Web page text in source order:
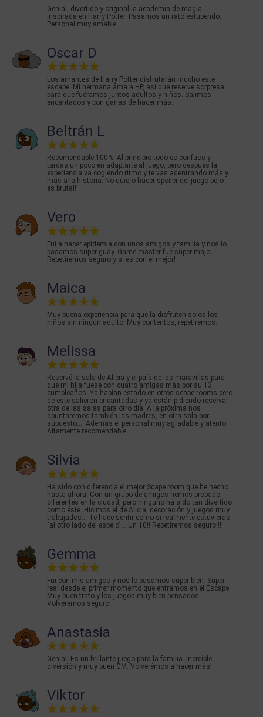
Genial, divertido y original la academia de magia
inspirada en Harry Potter. Pasamos un rato estupendo.
Personal muy amable.
Oscar D
Los amantes de Harry Potter disfrutarán mucho este
escape. Mi hermana ama a HP, así que reserve sorpresa
para que fuéramos juntos adultos y niños. Salimos
encantados y con ganas de hacer más.
Beltrán L
Recomendable 100%. Al principio todo es confuso y
tardas un poco en adaptarte al juego, pero después la
experiencia va cogiendo ritmo y te vas adentrando más y
más a la historia. No quiero hacer spoiler del juego pero
es brutal!
Vero
Fui a hacer epidemia con unos amigos y familia y nos lo
pasamos súper guay. Game master fue súper majo.
Repetiremos seguro y si es con el mejor!
Maica
Muy buena experiencia para que la disfruten solos los
niños sin ningún adulto! Muy contentos, repetiremos.
Melissa
Reservé la sala de Alicia y el país de las maravillas para
que mi hija fuese con cuatro amigas más por su 13
cumpleaños. Ya habían estado en otros scape rooms pero
de este salieron encantadas y ya están pidiendo reservar
otra de las salas para otro día. A la próxima nos
apuntaremos también las madres, en otra sala por
supuesto.... Además el personal muy agradable y atento.
Altamente recomendable.
Silvia
Ha sido con diferencia el mejor Scape room que he hecho
hasta ahora! Con un grupo de amigos hemos probado
diferentes en la ciudad, pero ninguno ha sido tan divertido
como éste. Hicimos el de Alicia, decoración y juegos muy
trabajados... Te hace sentir como si realmente estuvieras
"al otro lado del espejo"... Un 10!! Repetiremos seguro!!!
Gemma
Fui con mis amigos y nos lo pasamos súper bien. Súper
real desde el primer momento que entramos en el Escape.
Muy buen trato y los juegos muy bien pensados.
Volveremos seguro!
Anastasia
Genial! Es un brillante juego para la familia. Increíble
diversión y muy buen GM. Volverémos a hacer más!
Viktor